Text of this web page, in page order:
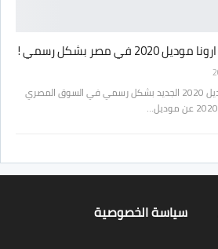
مصر بشكل رسمي !
تم إطلاق سيارة سيات ارونا موديل 2020 الجديد بشكل رسمي في السوق المصري
سياسة الخصوصية